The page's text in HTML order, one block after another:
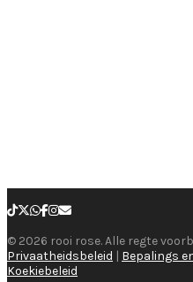
© 2026 rooi rose. Alle regte
Privaatheidsbeleid | Bepalings
Koekiebeleid